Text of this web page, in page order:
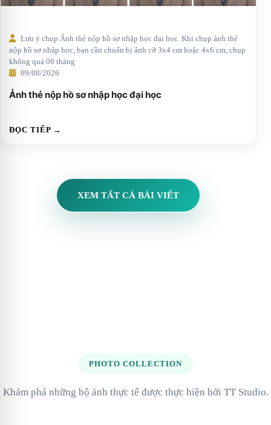
Lưu ý chụp Ảnh thẻ nộp hồ sơ nhập học đại học. Khi chụp ảnh thẻ
nộp hồ sơ nhập học, bạn cần chuẩn bị ảnh cỡ 3x4 cm hoặc 4x6 cm, chụp
không quá 06 tháng
09/08/2026
Ảnh thẻ nộp hồ sơ nhập học đại học
ĐỌC TIẾP →
XEM TẤT CẢ BÀI VIẾT
PHOTO COLLECTION
Khám phá những bộ ảnh thực tế được thực hiện bởi TT Studio.